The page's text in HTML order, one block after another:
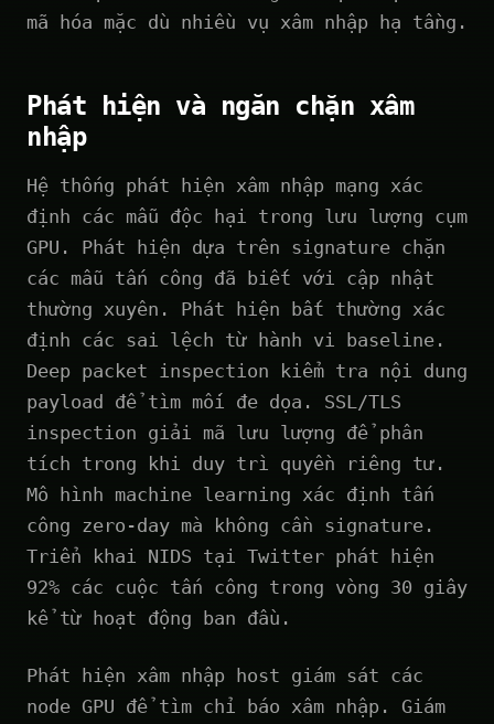
mã hóa mặc dù nhiều vụ xâm nhập hạ tầng.
Phát hiện và ngăn chặn xâm
nhập
Hệ thống phát hiện xâm nhập mạng xác
định các mẫu độc hại trong lưu lượng cụm
GPU. Phát hiện dựa trên signature chặn
các mẫu tấn công đã biết với cập nhật
thường xuyên. Phát hiện bất thường xác
định các sai lệch từ hành vi baseline.
Deep packet inspection kiểm tra nội dung
payload để tìm mối đe dọa. SSL/TLS
inspection giải mã lưu lượng để phân
tích trong khi duy trì quyền riêng tư.
Mô hình machine learning xác định tấn
công zero-day mà không cần signature.
Triển khai NIDS tại Twitter phát hiện
92% các cuộc tấn công trong vòng 30 giây
kể từ hoạt động ban đầu.
Phát hiện xâm nhập host giám sát các
node GPU để tìm chỉ báo xâm nhập. Giám